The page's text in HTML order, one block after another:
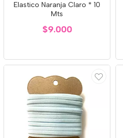
Elastico Naranja Claro * 10
Mts
$9.000